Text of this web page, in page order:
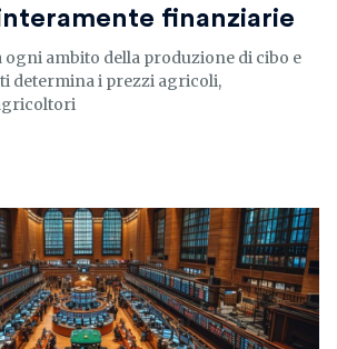
finanziarie
ambito della produzione di cibo e
determina i prezzi agricoli,